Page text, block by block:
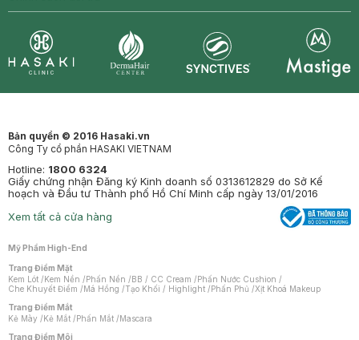
Bản quyền © 2016 Hasaki.vn
Công Ty cổ phần HASAKI VIETNAM
Hotline: 1800 6324
Giấy chứng nhận Đăng ký Kinh doanh số 0313612829 do Sở Kế
hoạch và Đầu tư Thành phố Hồ Chí Minh cấp ngày 13/01/2016
Xem tất cả cửa hàng
Mỹ Phẩm High-End
Trang Điểm Mặt
Kem Lót /Kem Nền /Phấn Nền /BB / CC Cream /Phấn Nước Cushion /
Che Khuyết Điểm /Má Hồng /Tạo Khối / Highlight /Phấn Phủ /Xịt Khoá Makeup
Trang Điểm Mắt
Kẻ Mày /Kẻ Mắt /Phấn Mắt /Mascara
Trang Điểm Môi